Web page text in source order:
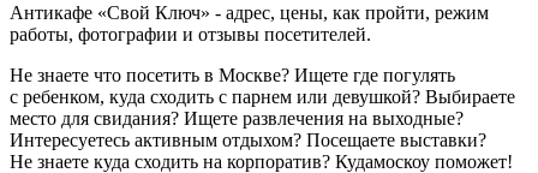
Антикафе «Свой Ключ» - адрес, цены, как пройти, режим
работы, фотографии и отзывы посетителей.
Не знаете что посетить в Москве? Ищете где погулять
с ребенком, куда сходить с парнем или девушкой? Выбираете
место для свидания? Ищете развлечения на выходные?
Интересуетесь активным отдыхом? Посещаете выставки?
Не знаете куда сходить на корпоратив? Кудамоскоу поможет!